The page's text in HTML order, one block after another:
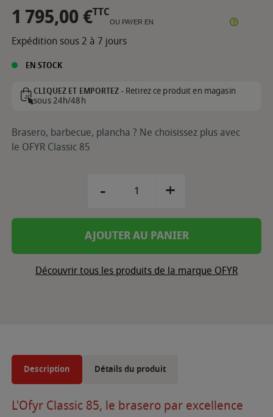
1 795,00 €TTC
OU PAYER EN
Expédition sous 2 à 7 jours
EN STOCK
CLIQUEZ ET EMPORTEZ -Retirez ce produit en magasin
sous 24h/48h
Brasero, barbecue, plancha ? Ne choisissez plus avec
le OFYR Classic 85
- +
AJOUTER AU PANIER
Découvrir tous les produits de la marque OFYR
Description Détails du produit
L'Ofyr Classic 85, le brasero par excellence